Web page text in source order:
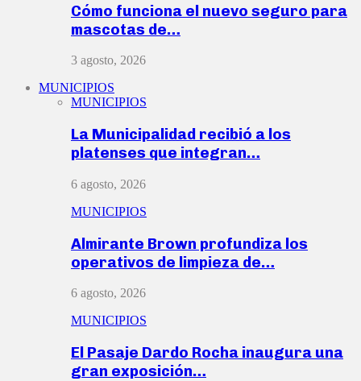
Cómo funciona el nuevo seguro para
mascotas de…
3 agosto, 2026
MUNICIPIOS
MUNICIPIOS
La Municipalidad recibió a los
platenses que integran…
6 agosto, 2026
MUNICIPIOS
Almirante Brown profundiza los
operativos de limpieza de…
6 agosto, 2026
MUNICIPIOS
El Pasaje Dardo Rocha inaugura una
gran exposición…